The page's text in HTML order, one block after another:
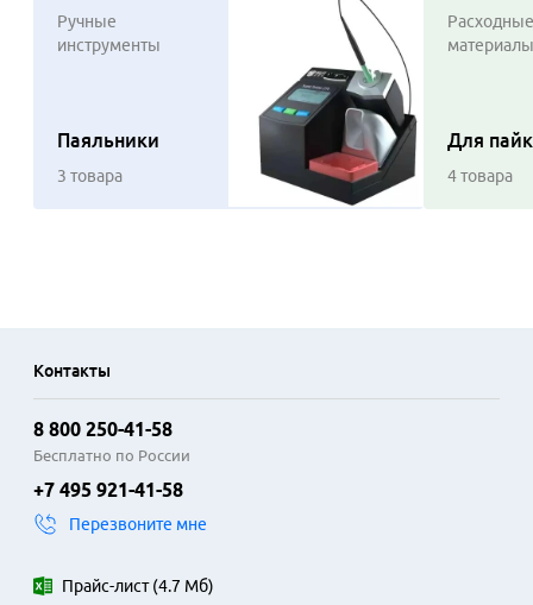
Ручные
инструменты
Паяльники
3 товара
Расходные
материалы
Для
4 товара
Контакты
8 800 250-41-58
Бесплатно по России
+7 495 921-41-58
Перезвоните мне
Прайс-лист(4.7 Мб)